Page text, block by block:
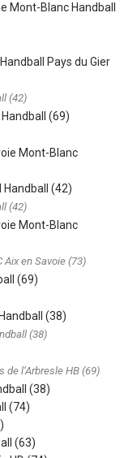
Mont-Blanc Handball
Pays du Gier
(42)
(69)
Mont-Blanc
Handball (42)
(42)
Mont-Blanc
Aix en Savoie (73)
(69)
(38)
(38)
de l’Arbresle HB (69)
(38)
(74)
(63)